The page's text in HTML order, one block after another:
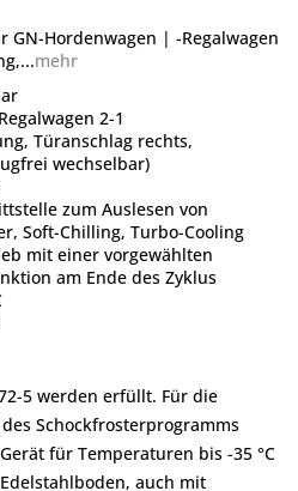
Hordenwagen | -Regalwagen
mehr
2-1
Türanschlag rechts,
wechselbar)
zum Auslesen von
Soft-Chilling, Turbo-Cooling
mit einer vorgewählten
am Ende des Zyklus
5 werden erfüllt. Für die
Schockfrosterprogramms
für Temperaturen bis -35 °C
auch mit